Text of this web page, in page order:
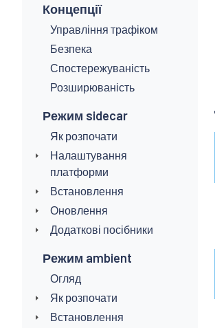
Концепції
Управління трафіком
Безпека
Спостережуваність
Розширюваність
Режим sidecar
Як розпочати
Налаштування
платформи
Встановлення
Оновлення
Додаткові посібники
Режим ambient
Огляд
Як розпочати
Встановлення